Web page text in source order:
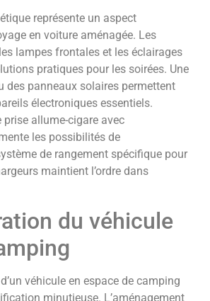
représente un aspect
en voiture aménagée. Les
lampes frontales et les éclairages
pratiques pour les soirées. Une
des panneaux solaires permettent
électroniques essentiels.
prise allume-cigare avec
les possibilités de
de rangement spécifique pour
maintient l’ordre dans
du véhicule
véhicule en espace de camping
minutieuse. L’aménagement